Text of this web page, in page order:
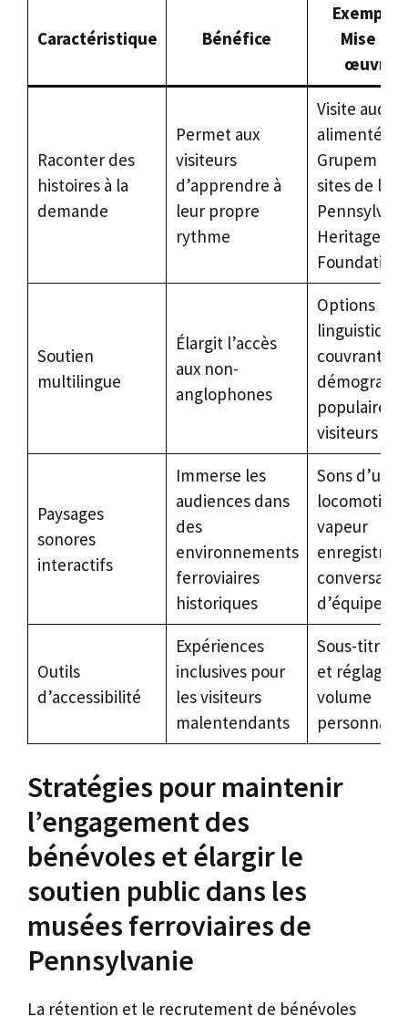
Caractéristique Bénéfice
Exemple /
Mise en
œuvre
Raconter des
histoires à la
demande
Permet aux
visiteurs
d’apprendre à
leur propre
rythme
Visite audio
alimentée
Grupem des
sites de la
Heritage
Foundation
Soutien
multilingue
Élargit l’accès
aux non-
anglophones
Options
couvrant
populaires
visiteurs
Paysages
sonores
interactifs
Immerse les
audiences dans
des
environnements
ferroviaires
historiques
Sons d’une
locomotive
vapeur
enregistrée
d’équipe
Outils
d’accessibilité
Expériences
inclusives pour
les visiteurs
malentendants
Sous-titrage
et réglages
volume
Stratégies pour maintenir
l’engagement des
bénévoles et élargir le
soutien public dans les
musées ferroviaires de
Pennsylvanie
La rétention et le recrutement de bénévoles